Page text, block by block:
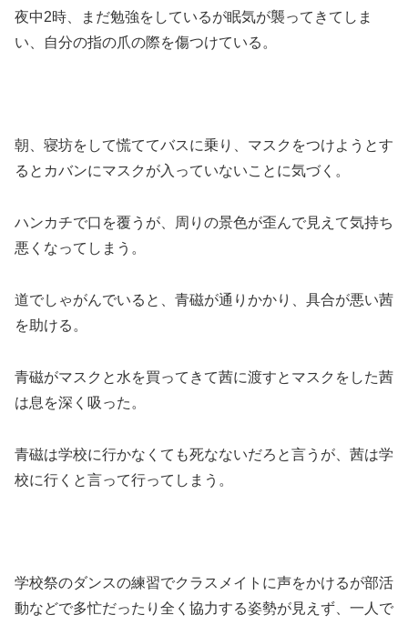
夜中2時、まだ勉強をしているが眠気が襲ってきてしま
い、自分の指の爪の際を傷つけている。
朝、寝坊をして慌ててバスに乗り、マスクをつけようとす
るとカバンにマスクが入っていないことに気づく。
ハンカチで口を覆うが、周りの景色が歪んで見えて気持ち
悪くなってしまう。
道でしゃがんでいると、青磁が通りかかり、具合が悪い茜
を助ける。
青磁がマスクと水を買ってきて茜に渡すとマスクをした茜
は息を深く吸った。
青磁は学校に行かなくても死なないだろと言うが、茜は学
校に行くと言って行ってしまう。
学校祭のダンスの練習でクラスメイトに声をかけるが部活
動などで多忙だったり全く協力する姿勢が見えず、一人で